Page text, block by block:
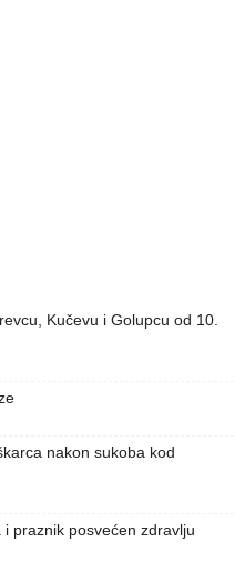
Kučevu i Golupcu od 10.
nakon sukoba kod
praznik posvećen zdravlju